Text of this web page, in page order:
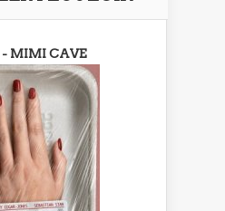
- MIMI CAVE